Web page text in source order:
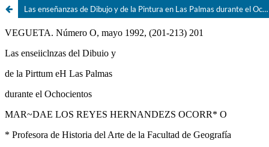
Las enseñanzas de Dibujo y de la Pintura en Las Palmas durante el Ochocientos